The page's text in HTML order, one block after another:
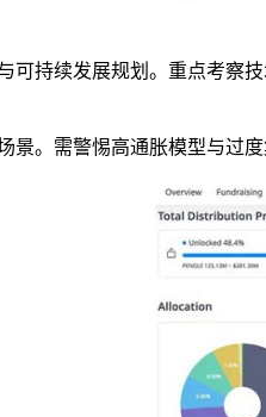
可持续发展规划。重点考察
景。需警惕高通胀模型与过